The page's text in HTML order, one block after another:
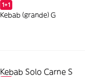
1+1
Kebab (grande) G
Kebab Solo Carne S